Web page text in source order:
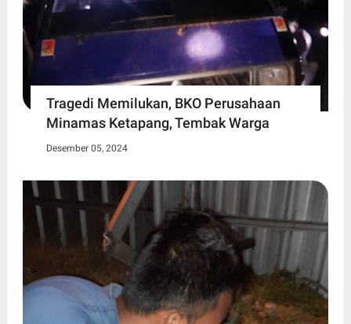
Tragedi Memilukan, BKO Perusahaan
Minamas Ketapang, Tembak Warga
Desember 05, 2024